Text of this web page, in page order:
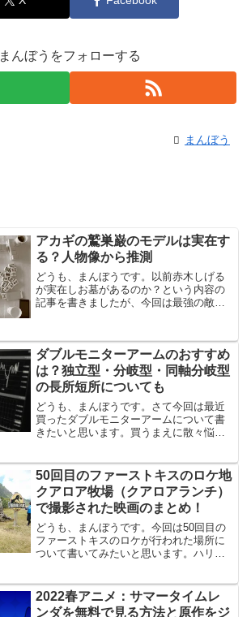
まんぼうをフォローする
まんぼう
アカギの鷲巣巌のモデルは実在す
る？人物像から推測
どうも、まんぼうです。以前赤木しげる
が実在しお墓があるのか？という内容の
記事を書きましたが、今回は最強の敵で
は実在する？死亡した命日やお墓の場所
もスポンサードリンク 鷲...
ダブルモニターアームのおすすめ
は？独立型・分岐型・同軸分岐型
の長所短所についても
どうも、まんぼうです。さて今回は最近
買ったダブルモニターアームについて書
きたいと思います。買うまえに散々悩ん
イプダブルモニターアームを探している
ときに悩んだのがダブルア...
50回目のファーストキスのロケ地
クアロア牧場（クアロアランチ）
で撮影された映画のまとめ！
どうも、まんぼうです。今回は50回目の
ファーストキスのロケが行われた場所に
ついて書いてみたいと思います。ハリウ
知っている人も多いとは思いますが、こ
の牧場映画撮影の聖地と...
2022春アニメ：サマータイムレ
ンダを無料で見る方法と原作をジ